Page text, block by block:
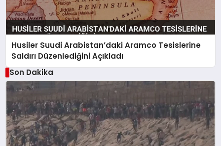
Husiler Suudi Arabistan’daki Aramco Tesislerine
Saldırı Düzenlediğini Açıkladı
Son Dakika